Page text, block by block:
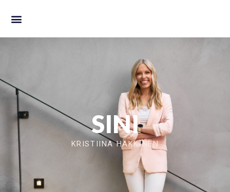
SINI
KRISTIINA HÄKKINEN